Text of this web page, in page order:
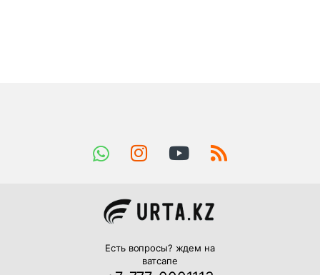
Есть вопросы? ждем на
ватсапе